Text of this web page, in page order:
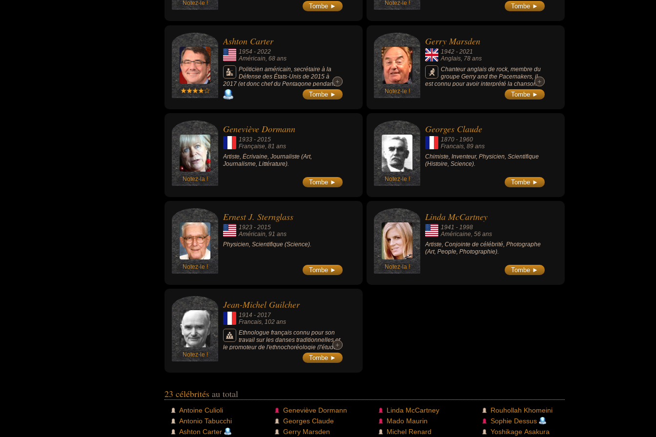
Notez-le ! Tombe ► Notez-le ! Tombe ►
Ashton Carter
1954 - 2022
Américain , 68 ans
Politicien américain, secrétaire à la
Défense des États-Unis de 2015 à
2017 (et donc chef du Pentagone pendant 2
ans sous Barack Obama).
+
+
Tombe ► Notez-le !
Gerry Marsden
1942 -2021
Anglais , 78 ans
Chanteur anglais de rock, membre du
groupe Gerry and the Pacemakers, il
est connu pour avoir interprété la chanson
américaine « You'll Never Walk Alone »,
rapidement devenu l'hymne du Liverpool FC.
+
+
Tombe ►
Notez-la !
Geneviève Dormann
1933 - 2015
Française , 81 ans
Artiste, Écrivaine, Journaliste (Art,
Journalisme, Littérature).
Tombe ► Notez-le !
Georges Claude
1870 - 1960
Francais , 89 ans
Chimiste, Inventeur, Physicien, Scientifique
(Histoire, Science).
Tombe ►
Notez-le !
Ernest J. Sternglass
1923 - 2015
Américain, 91 ans
Physicien, Scientifique (Science).
Tombe ► Notez-la !
Linda McCartney
1941 -1998
Américaine, 56 ans
Artiste, Conjointe de célébrité, Photographe
(Art, People, Photographie).
Tombe ►
Notez-le !
Jean-Michel Guilcher
1914 - 2017
Francais, 102 ans
Ethnologue français connu pour son
travail sur les danses traditionnelles et
le promoteur de l'ethnochoréologie (l'étude
des pratiques de danse sociale).
+
+
Tombe ►
23 célébrités au total
Antoine Culioli
Antonio Tabucchi
Ashton Carter
Geneviève Dormann
Georges Claude
Gerry Marsden
Linda McCartney
Mado Maurin
Michel Renard
Rouhollah Khomeini
Sophie Dessus
Yoshikage Asakura